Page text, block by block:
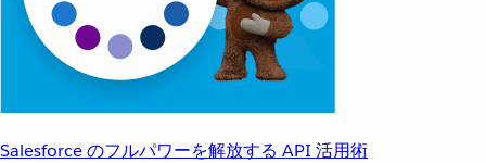
Salesforce のフルパワーを解放する API 活用術